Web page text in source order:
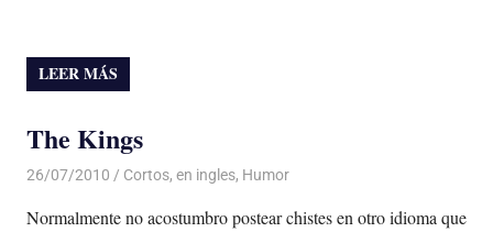
LEER MÁS
The Kings
26/07/2010 Luis Castellanos
Cortos, en ingles, Humor
Normalmente no acostumbro postear chistes en otro idioma que